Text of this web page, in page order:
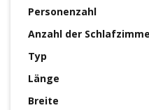
Personenzahl
Anzahl der
Typ
Länge
Breite